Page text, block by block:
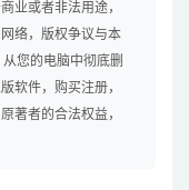
业或者非法用途，
络，版权争议与本
您的电脑中彻底删
软件，购买注册，
著者的合法权益，